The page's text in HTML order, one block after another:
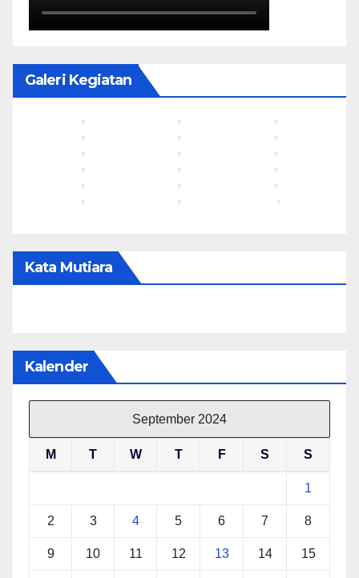
Galeri Kegiatan
Kata Mutiara
Kalender
September 2024
M T W T F S S
1
2 3 4 5 6 7 8
9 10 11 12 13 14 15